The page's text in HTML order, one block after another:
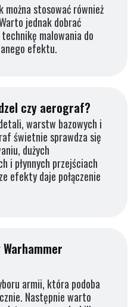
stosować również
jednak dobrać
malowania do
efektu.
czy aerograf?
warstw bazowych i
świetnie sprawdza się
dużych
i płynnych przejściach
efekty daje połączenie
armii, która podoba
Następnie warto